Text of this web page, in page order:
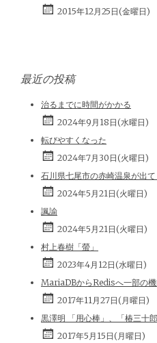
2015年12月25日(金曜日)
最近の投稿
治るまでに時間がかかる
2024年9月18日(水曜日)
転びやすくなった
2024年7月30日(火曜日)
石川県七尾市の赤崎温泉が出
2024年5月21日(火曜日)
諷諭
2024年5月21日(火曜日)
村上春樹「螢」
2023年4月12日(水曜日)
MariaDBからRedisへ一部の機
2017年11月27日(月曜日)
黒澤明 「用心棒」、「椿三十
2017年5月15日(月曜日)